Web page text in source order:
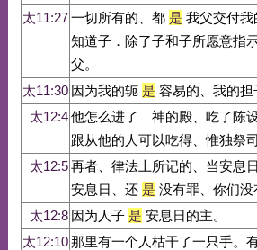
太11:27一切所有的、都 是 我父交付我
知道子．除了子和子所愿意指
父。
太11:30 因为我的轭 是 容易的、我的担
太12:4他怎么进了 神的殿、吃了陈
跟从他的人可以吃得、惟独祭
太12:5再者、律法上所记的、当安息
安息日、还 是 没有罪、你们没
太12:8 因为人子 是 安息日的主。
太12:10那里有一个人枯干了一只手。